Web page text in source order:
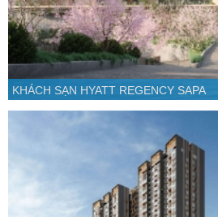
KHÁCH SẠN HYATT REGENCY SAPA